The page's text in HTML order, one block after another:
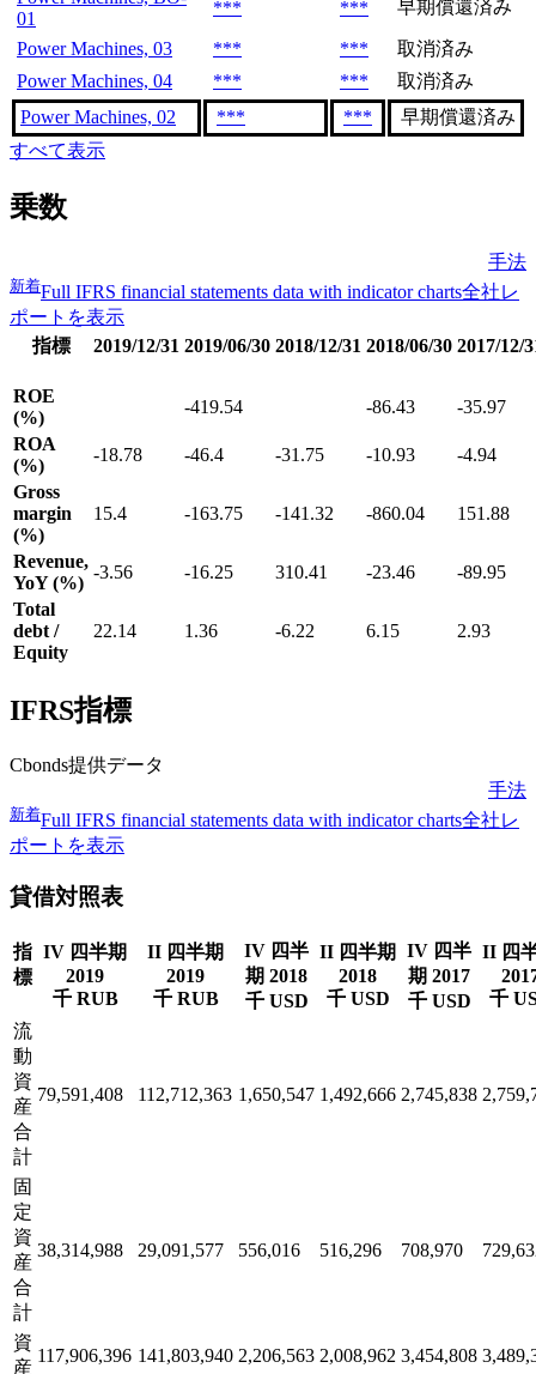
01
*** *** 早期償還済み
Power Machines, 03 *** ***
取消済み
Power Machines, 04
*** ***
取消済み
Power Machines, 02
*** ***
早期償還済み
すべて表示
乗数
手法
新着Full IFRS financial statements data with indicator charts全社レ
ポートを表示
指標
2019/12/31 2019/06/30 2018/12/31 2018/06/30 2017/12/
ROE
(%)
-419.54 -86.43
-35.97
ROA
(%)
-18.78 -46.4 -31.75 -10.93
-4.94
Gross
margin
(%)
15.4 -163.75 -141.32 -860.04 151.88
Revenue,
YoY (%)
-3.56 -16.25 310.41 -23.46
-89.95
Total
debt /
Equity
22.14 1.36 -6.22 6.15 2.93
IFRS指標
Cbonds提供データ
手法
新着Full IFRS financial statements data with indicator charts全社レ
ポートを表示
貸借対照表
指
標
IV 四半期
2019
千 RUB
II 四半期
2019
千 RUB
IV 四半
期 2018
千 USD
II 四半期
2018
千 USD
IV 四半
期 2017
千 USD
II 四
千
流
動
資
産
合
計
79,591,408 112,712,363 1,650,547 1,492,666 2,745,838
固
定
資
産
合
計
38,314,988 29,091,577 556,016 516,296 708,970
資
産
117,906,396 141,803,940 2,206,563 2,008,962 3,454,808